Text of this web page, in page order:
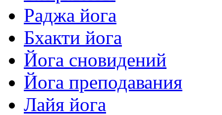
Раджа йога
Бхакти йога
Йога сновидений
Йога преподавания
Лайя йога